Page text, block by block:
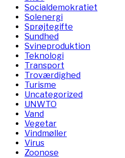
Socialdemokratiet
Solenergi
Sprøjtegifte
Sundhed
Svineproduktion
Teknologi
Transport
Troværdighed
Turisme
Uncategorized
UNWTO
Vand
Vegetar
Vindmøller
Virus
Zoonose